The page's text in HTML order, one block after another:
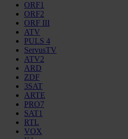
ORF1
ORF2
ORF III
ATV
PULS 4
ServusTV
ATV2
ARD
ZDF
3SAT
ARTE
PRO7
SAT1
RTL
VOX